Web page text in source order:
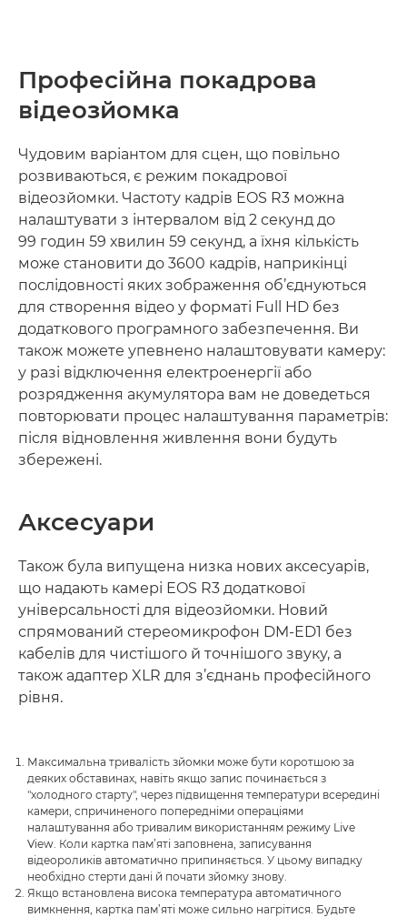
Професійна покадрова
відеозйомка
Чудовим варіантом для сцен, що повільно
розвиваються, є режим покадрової
відеозйомки. Частоту кадрів EOS R3 можна
налаштувати з інтервалом від 2 секунд до
99 годин 59 хвилин 59 секунд, а їхня кількість
може становити до 3600 кадрів, наприкінці
послідовності яких зображення об’єднуються
для створення відео у форматі Full HD без
додаткового програмного забезпечення. Ви
також можете упевнено налаштовувати камеру:
у разі відключення електроенергії або
розрядження акумулятора вам не доведеться
повторювати процес налаштування параметрів:
після відновлення живлення вони будуть
збережені.
Аксесуари
Також була випущена низка нових аксесуарів,
що надають камері EOS R3 додаткової
універсальності для відеозйомки. Новий
спрямований стереомикрофон DM-ED1 без
кабелів для чистішого й точнішого звуку, а
також адаптер XLR для з’єднань професійного
рівня.
Максимальна тривалість зйомки може бути коротшою за
деяких обставинах, навіть якщо запис починається з
"холодного старту", через підвищення температури всередині
камери, спричиненого попередніми операціями
налаштування або тривалим використанням режиму Live
View. Коли картка пам’яті заповнена, записування
відеороликів автоматично припиняється. У цьому випадку
необхідно стерти дані й почати зйомку знову.
Якщо встановлена висока температура автоматичного
вимкнення, картка пам’яті може сильно нагрітися. Будьте